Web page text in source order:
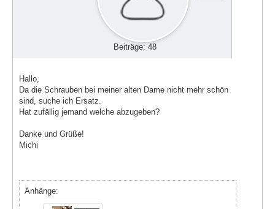
Beiträge: 48
Hallo,
Da die Schrauben bei meiner alten Dame nicht mehr schön
sind, suche ich Ersatz.
Hat zufällig jemand welche abzugeben?
Danke und Grüße!
Michi
Anhänge: